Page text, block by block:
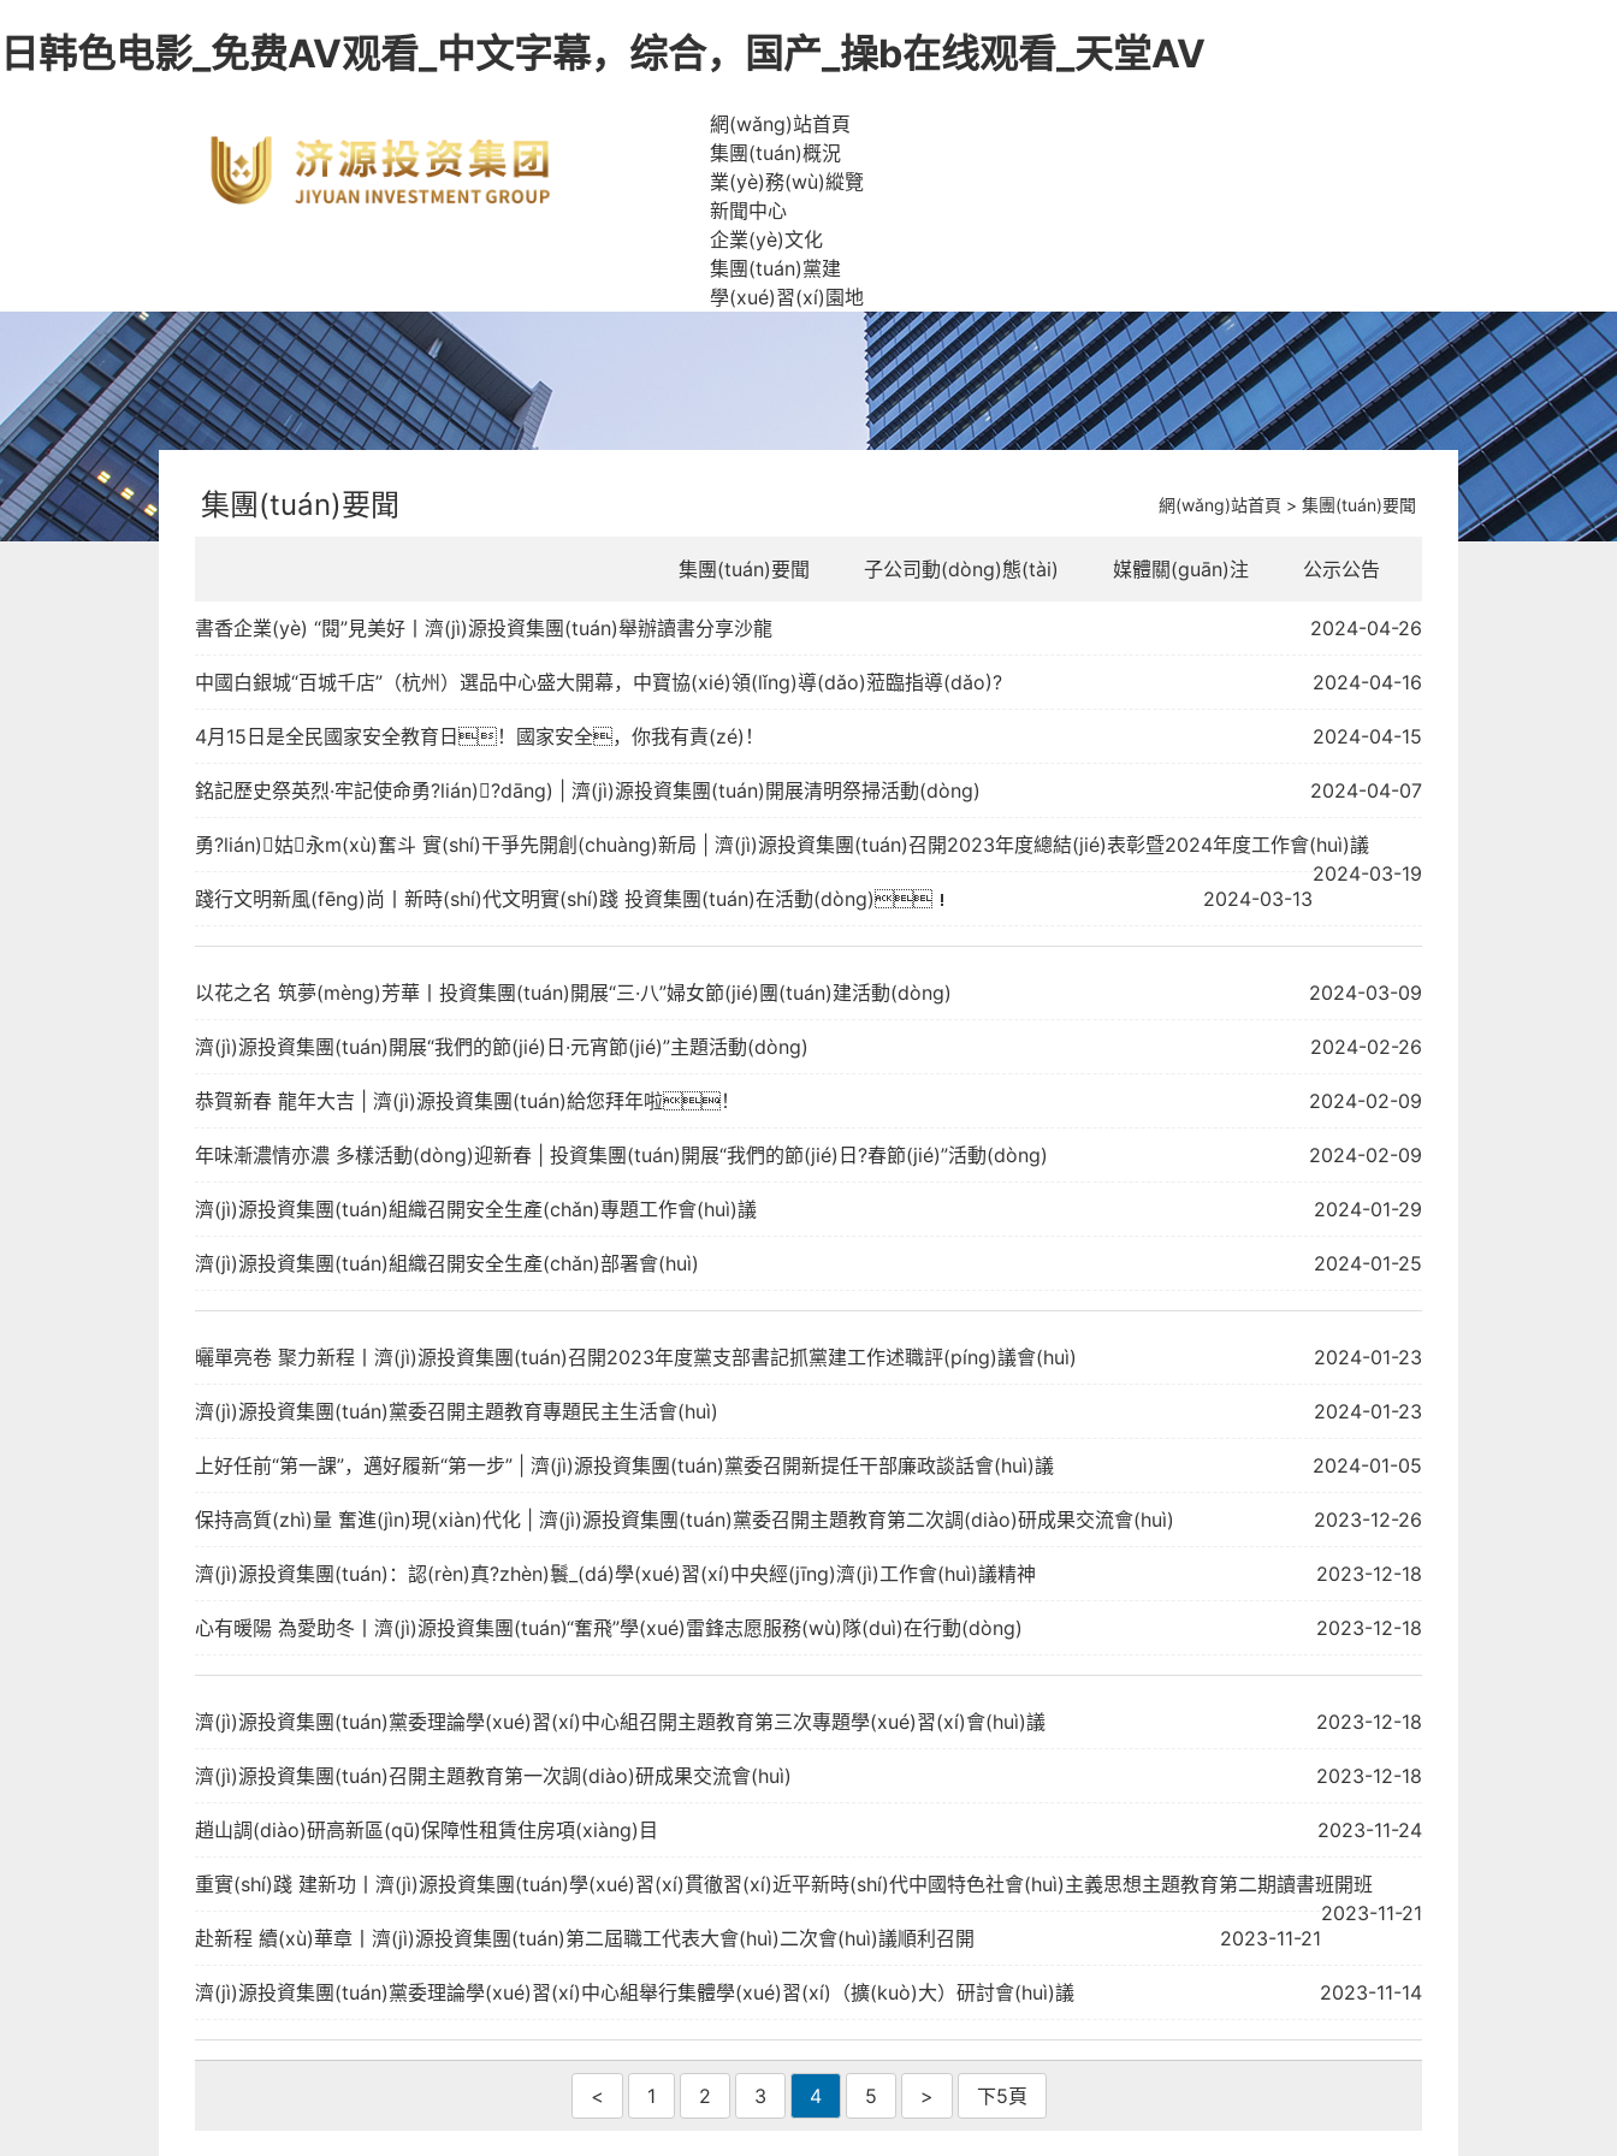
日韩色电影_免费AV观看_中文字幕，综合，国产_操b在线观看_天堂AⅤ
網(wǎng)站首頁
集團(tuán)概況
業(yè)務(wù)縱覽
新聞中心
企業(yè)文化
集團(tuán)黨建
學(xué)習(xí)園地
集團(tuán)要聞 網(wǎng)站首頁 > 集團(tuán)要聞
集團(tuán)要聞 子公司動(dòng)態(tài) 媒體關(guān)注 公示公告
書香企業(yè) “閱”見美好丨濟(jì)源投資集團(tuán)舉辦讀書分享沙龍 2024-04-26
中國白銀城“百城千店”（杭州）選品中心盛大開幕，中寶協(xié)領(lǐng)導(dǎo)蒞臨指導(dǎo)? 2024-04-16
4月15日是全民國家安全教育日！國家安全，你我有責(zé)！ 2024-04-15
銘記歷史祭英烈·牢記使命勇?lián)?dāng) | 濟(jì)源投資集團(tuán)開展清明祭掃活動(dòng) 2024-04-07
勇?lián)姑永m(xù)奮斗 實(shí)干爭先開創(chuàng)新局 | 濟(jì)源投資集團(tuán)召開2023年度總結(jié)表彰暨2024年度工作會(huì)議
2024-03-19
踐行文明新風(fēng)尚丨新時(shí)代文明實(shí)踐 投資集團(tuán)在活動(dòng)！
2024-03-13
以花之名 筑夢(mèng)芳華丨投資集團(tuán)開展“三·八”婦女節(jié)團(tuán)建活動(dòng) 2024-03-09
濟(jì)源投資集團(tuán)開展“我們的節(jié)日·元宵節(jié)”主題活動(dòng) 2024-02-26
恭賀新春 龍年大吉 | 濟(jì)源投資集團(tuán)給您拜年啦！ 2024-02-09
年味漸濃情亦濃 多樣活動(dòng)迎新春 | 投資集團(tuán)開展“我們的節(jié)日?春節(jié)”活動(dòng) 2024-02-09
濟(jì)源投資集團(tuán)組織召開安全生產(chǎn)專題工作會(huì)議 2024-01-29
濟(jì)源投資集團(tuán)組織召開安全生產(chǎn)部署會(huì) 2024-01-25
曬單亮卷 聚力新程丨濟(jì)源投資集團(tuán)召開2023年度黨支部書記抓黨建工作述職評(píng)議會(huì) 2024-01-23
濟(jì)源投資集團(tuán)黨委召開主題教育專題民主生活會(huì) 2024-01-23
上好任前“第一課”，邁好履新“第一步” | 濟(jì)源投資集團(tuán)黨委召開新提任干部廉政談話會(huì)議 2024-01-05
保持高質(zhì)量 奮進(jìn)現(xiàn)代化 | 濟(jì)源投資集團(tuán)黨委召開主題教育第二次調(diào)研成果交流會(huì) 2023-12-26
濟(jì)源投資集團(tuán)：認(rèn)真?zhèn)鬟_(dá)學(xué)習(xí)中央經(jīng)濟(jì)工作會(huì)議精神 2023-12-18
心有暖陽 為愛助冬丨濟(jì)源投資集團(tuán)“奮飛”學(xué)雷鋒志愿服務(wù)隊(duì)在行動(dòng) 2023-12-18
濟(jì)源投資集團(tuán)黨委理論學(xué)習(xí)中心組召開主題教育第三次專題學(xué)習(xí)會(huì)議 2023-12-18
濟(jì)源投資集團(tuán)召開主題教育第一次調(diào)研成果交流會(huì) 2023-12-18
趙山調(diào)研高新區(qū)保障性租賃住房項(xiàng)目 2023-11-24
重實(shí)踐 建新功丨濟(jì)源投資集團(tuán)學(xué)習(xí)貫徹習(xí)近平新時(shí)代中國特色社會(huì)主義思想主題教育第二期讀書班開班
2023-11-21
赴新程 續(xù)華章丨濟(jì)源投資集團(tuán)第二屆職工代表大會(huì)二次會(huì)議順利召開
2023-11-21
濟(jì)源投資集團(tuán)黨委理論學(xué)習(xí)中心組舉行集體學(xué)習(xí)（擴(kuò)大）研討會(huì)議 2023-11-14
< 1 2 3 4 5 > 下5頁